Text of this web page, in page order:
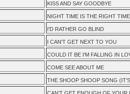
KISS AND SAY GOODBYE
NIGHT TIME IS THE RIGHT TIME
I'D RATHER GO BLIND
I CAN'T GET NEXT TO YOU
COULD IT BE I'M FALLING IN
COME SEE ABOUT ME
THE SHOOP SHOOP SONG